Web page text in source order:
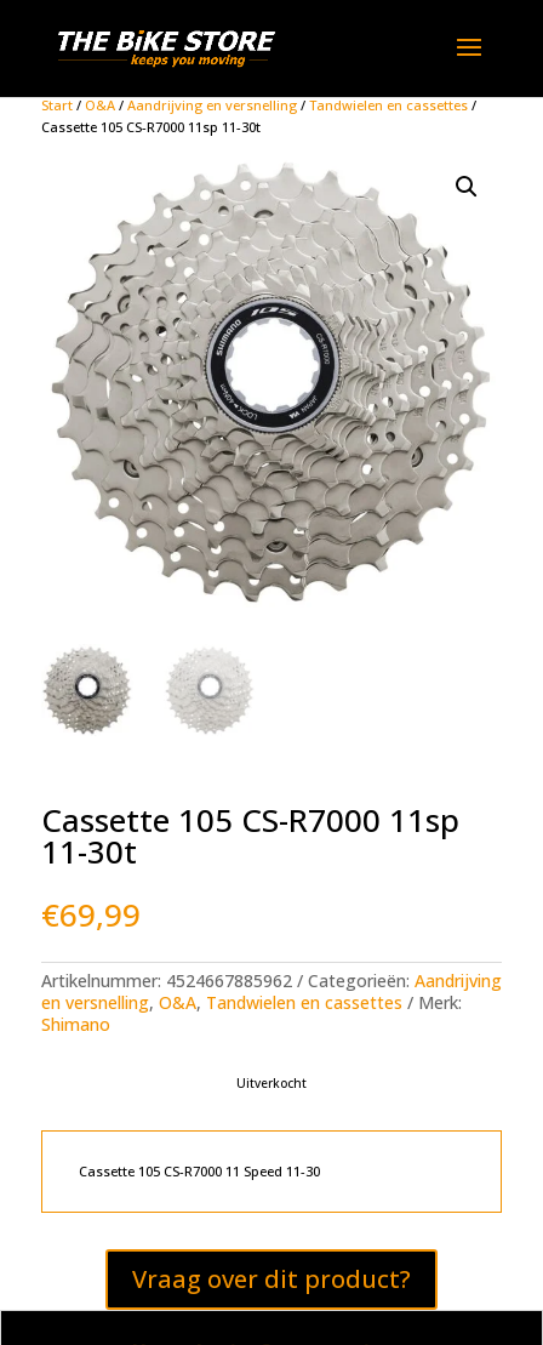
Start/ O&A/ Aandrijving en versnelling/ Tandwielen en cassettes/
Cassette 105 CS-R7000 11sp 11-30t
Cassette 105 CS-R7000 11sp
11-30t
€69,99
Artikelnummer: 4524667885962 Categorieën: Aandrijving
en versnelling, O&A, Tandwielen en cassettes
Merk:
Shimano
Uitverkocht
Cassette 105 CS-R7000 11 Speed 11-30
Vraag over dit product?